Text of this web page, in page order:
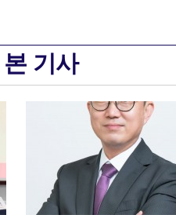
본 기사